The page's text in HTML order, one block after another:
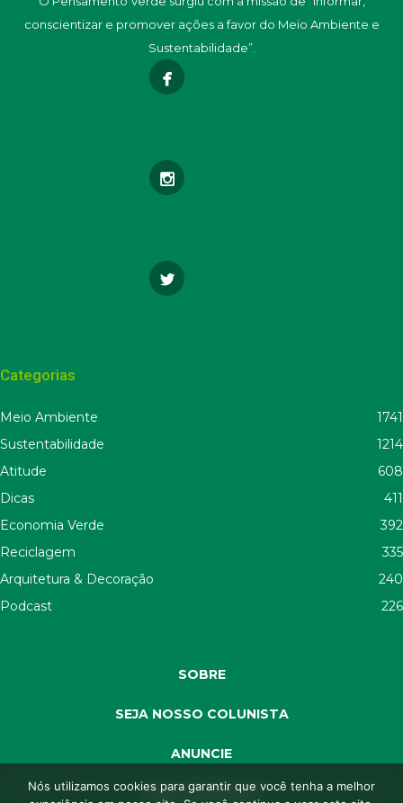
conscientizar e promover ações a favor do Meio Ambiente e
Sustentabilidade”.
Categorias
Meio Ambiente
1741
Sustentabilidade
1214
Atitude
608
Dicas
411
Economia Verde
392
Reciclagem
335
Arquitetura & Decoração
240
Podcast
226
SOBRE
SEJA NOSSO COLUNISTA
ANUNCIE
SEJA APOIADOR
Nós utilizamos cookies para garantir que você tenha a melhor